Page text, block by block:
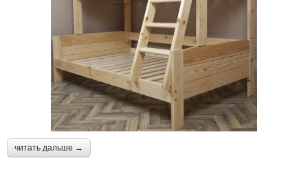
читать дальше →